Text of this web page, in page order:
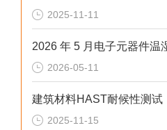
2025-11-11
2026-05-11
建筑材料HAST耐候性测试
2025-11-15